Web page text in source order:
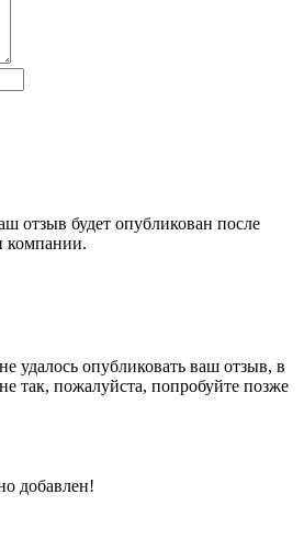
отзыв будет опубликован после
компании.
опубликовать ваш отзыв, в
так, пожалуйста, попробуйте позже
добавлен!